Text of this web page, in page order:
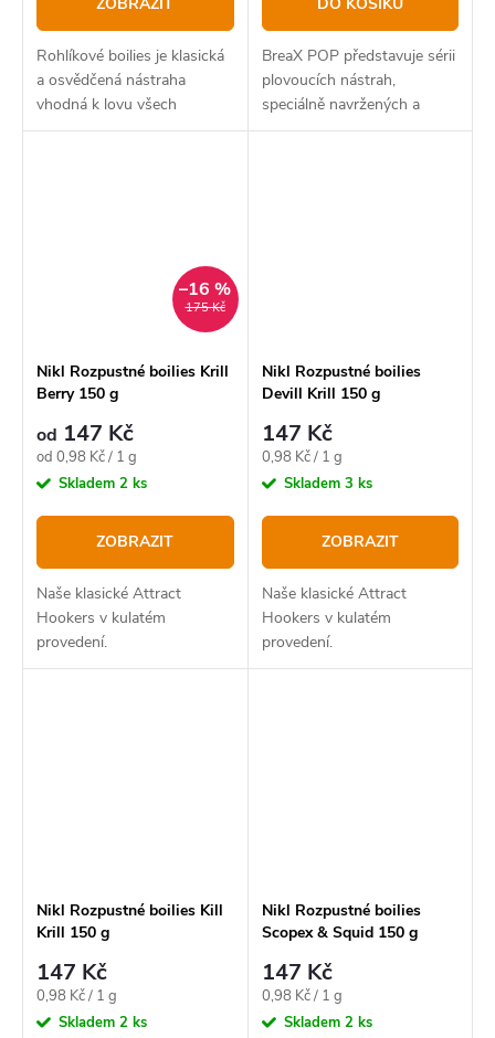
Rohlíkové boilies je klasická
a osvědčená nástraha
vhodná k lovu všech
kaprovitých ryb,
BreaX POP představuje sérii
plovoucích nástrah,
speciálně navržených a
určených pro lov kaprů.
175 Kč
–16 %
Nikl Rozpustné boilies Krill
Berry 150 g
od 147 Kč
Měrná
cena:
od 0,98 Kč / 1 g
Skladem 2 ks
ZOBRAZIT
Naše klasické Attract
Hookers v kulatém
provedení.
Nikl Rozpustné boilies
Devill Krill 150 g
147 Kč
Měrná
cena:
0,98 Kč / 1 g
Skladem 3 ks
ZOBRAZIT
Naše klasické Attract
Hookers v kulatém
provedení.
Nikl Rozpustné boilies Kill
Krill 150 g
147 Kč
Měrná
cena:
0,98 Kč / 1 g
Skladem 2 ks
Nikl Rozpustné boilies
Scopex & Squid 150 g
147 Kč
Měrná
cena:
0,98 Kč / 1 g
Skladem 2 ks